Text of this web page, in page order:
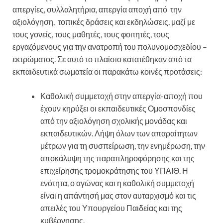
απεργίες, συλλαλητήρια, απεργία αποχή από την
αξιολόγηση, τοπικές δράσεις και εκδηλώσεις, μαζί με
τους γονείς, τους μαθητές, τους φοιτητές, τους
εργαζόμενους για την ανατροπή του πολυνομοσχεδίου –
εκτρώματος. Σε αυτό το πλαίσιο κατατέθηκαν από τα
εκπαιδευτικά σωματεία οι παρακάτω κοινές προτάσεις:
Καθολική συμμετοχή στην απεργία-αποχή που
έχουν κηρύξει οι εκπαιδευτικές Ομοσπονδίες
από την αξιολόγηση σχολικής μονάδας και
εκπαιδευτικών. Λήψη όλων των απαραίτητων
μέτρων για τη συσπείρωση, την ενημέρωση, την
αποκάλυψη της παραπληροφόρησης και της
επιχείρησης τρομοκράτησης του ΥΠΑΙΘ. Η
ενότητα, ο αγώνας και η καθολική συμμετοχή
είναι η απάντησή μας στον αυταρχισμό και τις
απειλές του Υπουργείου Παιδείας και της
κυβέρνησης.